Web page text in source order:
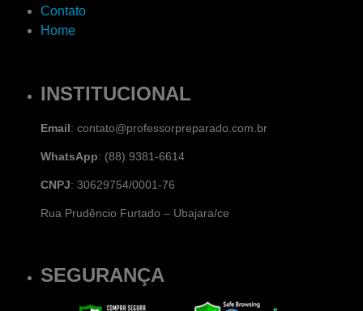
Contato
Home
INSTITUCIONAL
Email: contato@professorpreparado.com.br
WhatsApp: (88) 9381-6614
CNPJ: 30629754/0001-76
Rua Prudêncio Furtado – Ubajara/ce
SEGURANÇA